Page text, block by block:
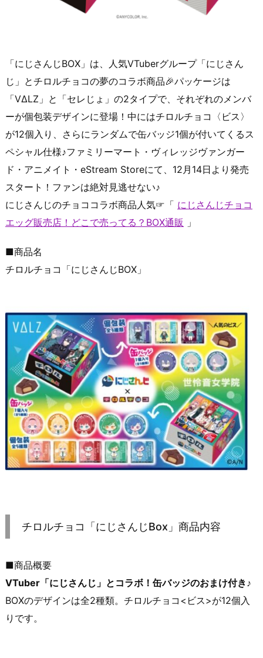
「にじさんじBOX」は、人気VTuberグループ「にじさん
じ」とチロルチョコの夢のコラボ商品🎉パッケージは
「VΔLZ」と「セレじょ」の2タイプで、それぞれのメンバ
ーが個包装デザインに登場！中にはチロルチョコ〈ビス〉
が12個入り、さらにランダムで缶バッジ1個が付いてくるス
ペシャル仕様♪ファミリーマート・ヴィレッジヴァンガー
ド・アニメイト・eStream Storeにて、12月14日より発売
スタート！ファンは絶対見逃せない♪
にじさんじのチョココラボ商品人気☞「 にじさんじチョコ
エッグ販売店！どこで売ってる？BOX通販 」
■商品名
チロルチョコ「にじさんじBOX」
チロルチョコ「にじさんじBox」商品内容
■商品概要
VTuber「にじさんじ」とコラボ！缶バッジのおまけ付き♪
BOXのデザインは全2種類。チロルチョコ<ビス>が12個入
りです。